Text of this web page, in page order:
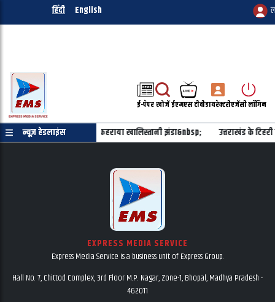
हिंदी English
ई-पेपरखोजेंईएमएस टीवीडायरेक्टरीएजेंसी लॉगिन
न्यूज़ हेडलाइंस
में प्रिंसिपल के दफ्तर के बाहर फहराया खालिस्तानी झंडा&nbsp; उत्तराखंड के
EXPRESS MEDIA SERVICE
Express Media Service is a business unit of Express Group.
Hall No. 7, Chittod Complex, 3rd Floor M.P. Nagar, Zone-1, Bhopal, Madhya Pradesh -
462011